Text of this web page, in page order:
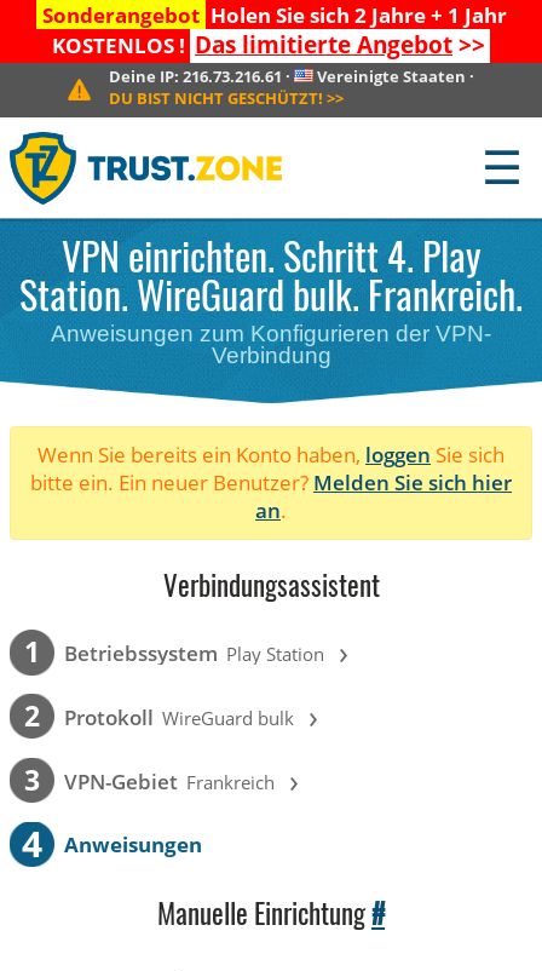
Sonderangebot Holen Sie sich 2 Jahre + 1 Jahr
KOSTENLOS ! Das limitierte Angebot>>
Deine IP:216.73.216.61 · Vereinigte Staaten ·
DU BIST NICHT GESCHÜTZT! >>
☰
VPN einrichten. Schritt 4. Play
Station. WireGuard bulk. Frankreich.
Anweisungen zum Konfigurieren der VPN-
Verbindung
Wenn Sie bereits ein Konto haben, loggen Sie sich
bitte ein. Ein neuer Benutzer? Melden Sie sich hier
an.
Verbindungsassistent
1 Betriebssystem Play Station ›
2 Protokoll WireGuard bulk ›
3 VPN-Gebiet Frankreich ›
4 Anweisungen
Manuelle Einrichtung#